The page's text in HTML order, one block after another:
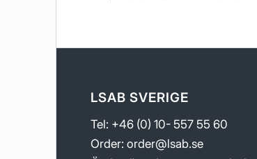
LSAB SVERIGE
Tel: +46 (0) 10- 557 55 60
Order: order@lsab.se